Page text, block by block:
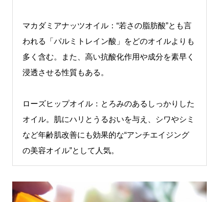
マカダミアナッツオイル：“若さの脂肪酸”とも言
われる「パルミトレイン酸」をどのオイルよりも
多く含む。また、高い抗酸化作用や成分を素早く
浸透させる性質もある。
ローズヒップオイル：とろみのあるしっかりした
オイル。肌にハリとうるおいを与え、シワやシミ
など年齢肌改善にも効果的な“アンチエイジング
の美容オイル”として人気。